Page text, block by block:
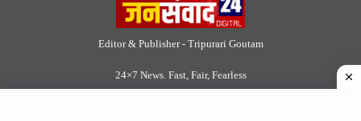
Editor & Publisher - Tripurari Goutam
24×7 News. Fast, Fair, Fearless